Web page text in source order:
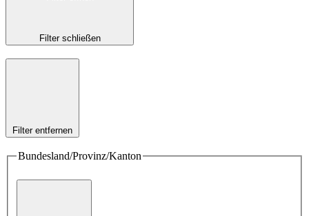
Filter schließen
Filter entfernen
Bundesland/Provinz/Kanton